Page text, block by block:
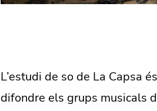
L’estudi de so de La Capsa
difondre els grups musicals